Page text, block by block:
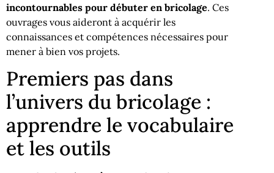
incontournables pour débuter en bricolage. Ces
ouvrages vous aideront à acquérir les
connaissances et compétences nécessaires pour
mener à bien vos projets.
Premiers pas dans
l’univers du bricolage :
apprendre le vocabulaire
et les outils